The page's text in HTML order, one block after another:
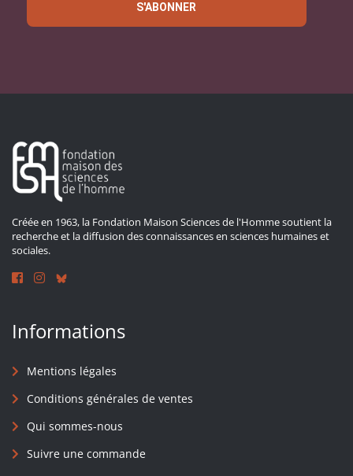
S'ABONNER
Créée en 1963, la Fondation Maison Sciences de l'Homme soutient la
recherche et la diffusion des connaissances en sciences humaines et
sociales.
Informations
Mentions légales
Conditions générales de ventes
Qui sommes-nous
Suivre une commande